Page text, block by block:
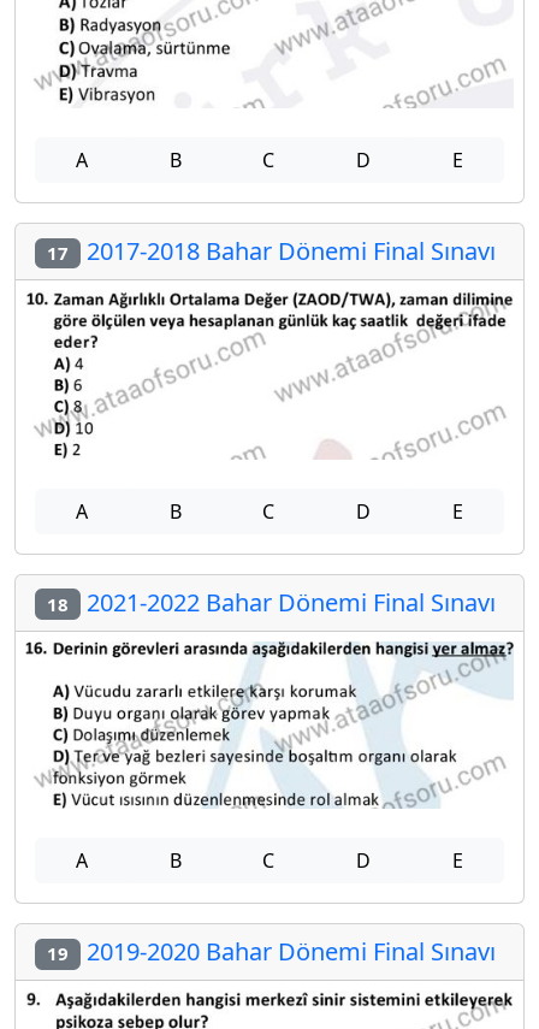
A B C D E
17 2017-2018 Bahar Dönemi Final Sınavı
A B C D E
18 2021-2022 Bahar Dönemi Final Sınavı
A B C D E
19 2019-2020 Bahar Dönemi Final Sınavı